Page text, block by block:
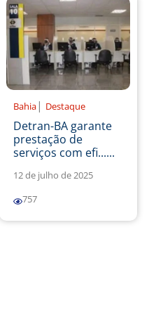
Bahia | Destaque
Detran-BA garante
prestação de
serviços com efi......
12 de julho de 2025
757